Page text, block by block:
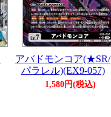
アバドモンコア(★SR/
パラレル)(EX9-057)
1,580円(税込)